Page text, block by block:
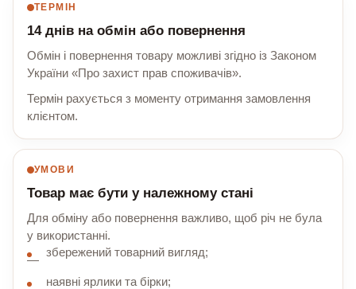
ТЕРМІН
14 днів на обмін або повернення
Обмін і повернення товару можливі згідно із Законом
України «Про захист прав споживачів».
Термін рахується з моменту отримання замовлення
клієнтом.
УМОВИ
Товар має бути у належному стані
Для обміну або повернення важливо, щоб річ не була
у використанні.
збережений товарний вигляд;
наявні ярлики та бірки;